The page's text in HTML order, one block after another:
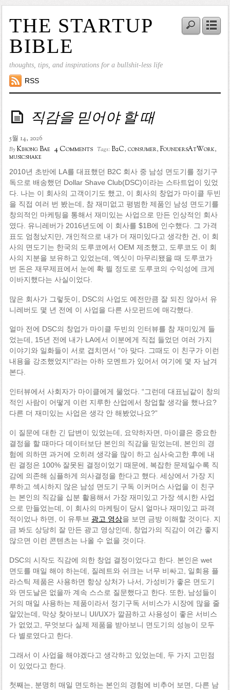
THE STARTUP
BIBLE
thoughts, tips, and inspirations for a bullshit-less life
RSS
직감을 믿어야 할 때
5월 14, 2026
ByKihong Bae 4 Comments Tags: B2C, consumer, FoundersAtWork,
musicshake
2010년 초반에 LA를 대표했던 B2C 회사 중 남성 면도기를 정기구
독으로 배송했던 Dollar Shave Club(DSC)이라는 스타트업이 있었
다. 나는 이 회사의 고객이기도 했고, 이 회사의 창업가 마이클 두빈
을 직접 여러 번 봤는데, 참 재미없고 평범한 제품인 남성 면도기를
창의적인 마케팅을 통해서 재미있는 사업으로 만든 인상적인 회사
였다. 유니레버가 2016년도에 이 회사를 $1B에 인수했다. 그 가격
표도 엄청났지만, 개인적으로 내가 더 재미있다고 생각한 건, 이 회
사의 면도기는 한국의 도루코에서 OEM 제조했고, 도루코도 이 회
사의 지분을 보유하고 있었는데, 엑싯이 마무리됐을 때 도루코가
번 돈은 재무제표에서 눈에 확 띌 정도로 도루코의 수익성에 크게
이바지했다는 사실이었다.
많은 회사가 그렇듯이, DSC의 사업도 예전만큼 잘 되진 않아서 유
니레버도 몇 년 전에 이 사업을 다른 사모펀드에 매각했다.
얼마 전에 DSC의 창업가 마이클 두빈의 인터뷰를 참 재미있게 들
었는데, 15년 전에 내가 LA에서 이분에게 직접 들었던 여러 가지
이야기와 일화들이 서로 겹치면서 “아 맞다. 그때도 이 친구가 이런
내용을 강조했었지!”라는 아하 모멘트가 있어서 여기에 몇 자 남겨
본다.
인터뷰에서 사회자가 마이클에게 물었다. “그런데 대표님같이 창의
적인 사람이 어떻게 이런 지루한 산업에서 창업할 생각을 했나요?
다른 더 재미있는 사업은 생각 안 해봤었나요?”
이 질문에 대한 긴 답변이 있었는데, 요약하자면, 마이클은 중요한
결정을 할 때마다 데이터보단 본인의 직감을 믿었는데, 본인의 경
험에 의하면 과거에 오히려 생각을 많이 하고 심사숙고한 후에 내
린 결정은 100% 잘못된 결정이었기 때문에, 복잡한 문제일수록 직
감에 의존해 심플하게 의사결정을 한다고 했다. 세상에서 가장 지
루하고 섹시하지 않은 남성 면도기 구독 이커머스 사업을 이 친구
는 본인의 직감을 십분 활용해서 가장 재미있고 가장 섹시한 사업
으로 만들었는데, 이 회사의 마케팅이 당시 얼마나 재미있고 파격
적이었나 하면, 이 유투브 광고 영상을 보면 금방 이해할 것이다. 지
금 봐도 상당히 잘 만든 광고 영상인데, 창업가의 직감이 여간 좋지
않으면 이런 콘텐츠는 나올 수 없을 것이다.
DSC의 시작도 직감에 의한 창업 결정이었다고 한다. 본인은 wet
면도를 매일 해야 하는데, 질레트와 쉬크는 너무 비싸고, 일회용 플
라스틱 제품은 사용하면 항상 상처가 나서, 가성비가 좋은 면도기
와 면도날은 없을까 계속 스스로 질문했다고 한다. 또한, 남성들이
거의 매일 사용하는 제품이라서 정기구독 서비스가 시장에 많을 줄
알았는데, 막상 찾아보니 UI/UX가 깔끔하고 사용성이 좋은 서비스
가 없었고, 무엇보다 실제 제품을 받아보니 면도기의 성능이 모두
다 별로였다고 한다.
그래서 이 사업을 해야겠다고 생각하고 있었는데, 두 가지 고민점
이 있었다고 한다.
첫째는, 분명히 매일 면도하는 본인의 경험에 비추어 보면, 다른 남